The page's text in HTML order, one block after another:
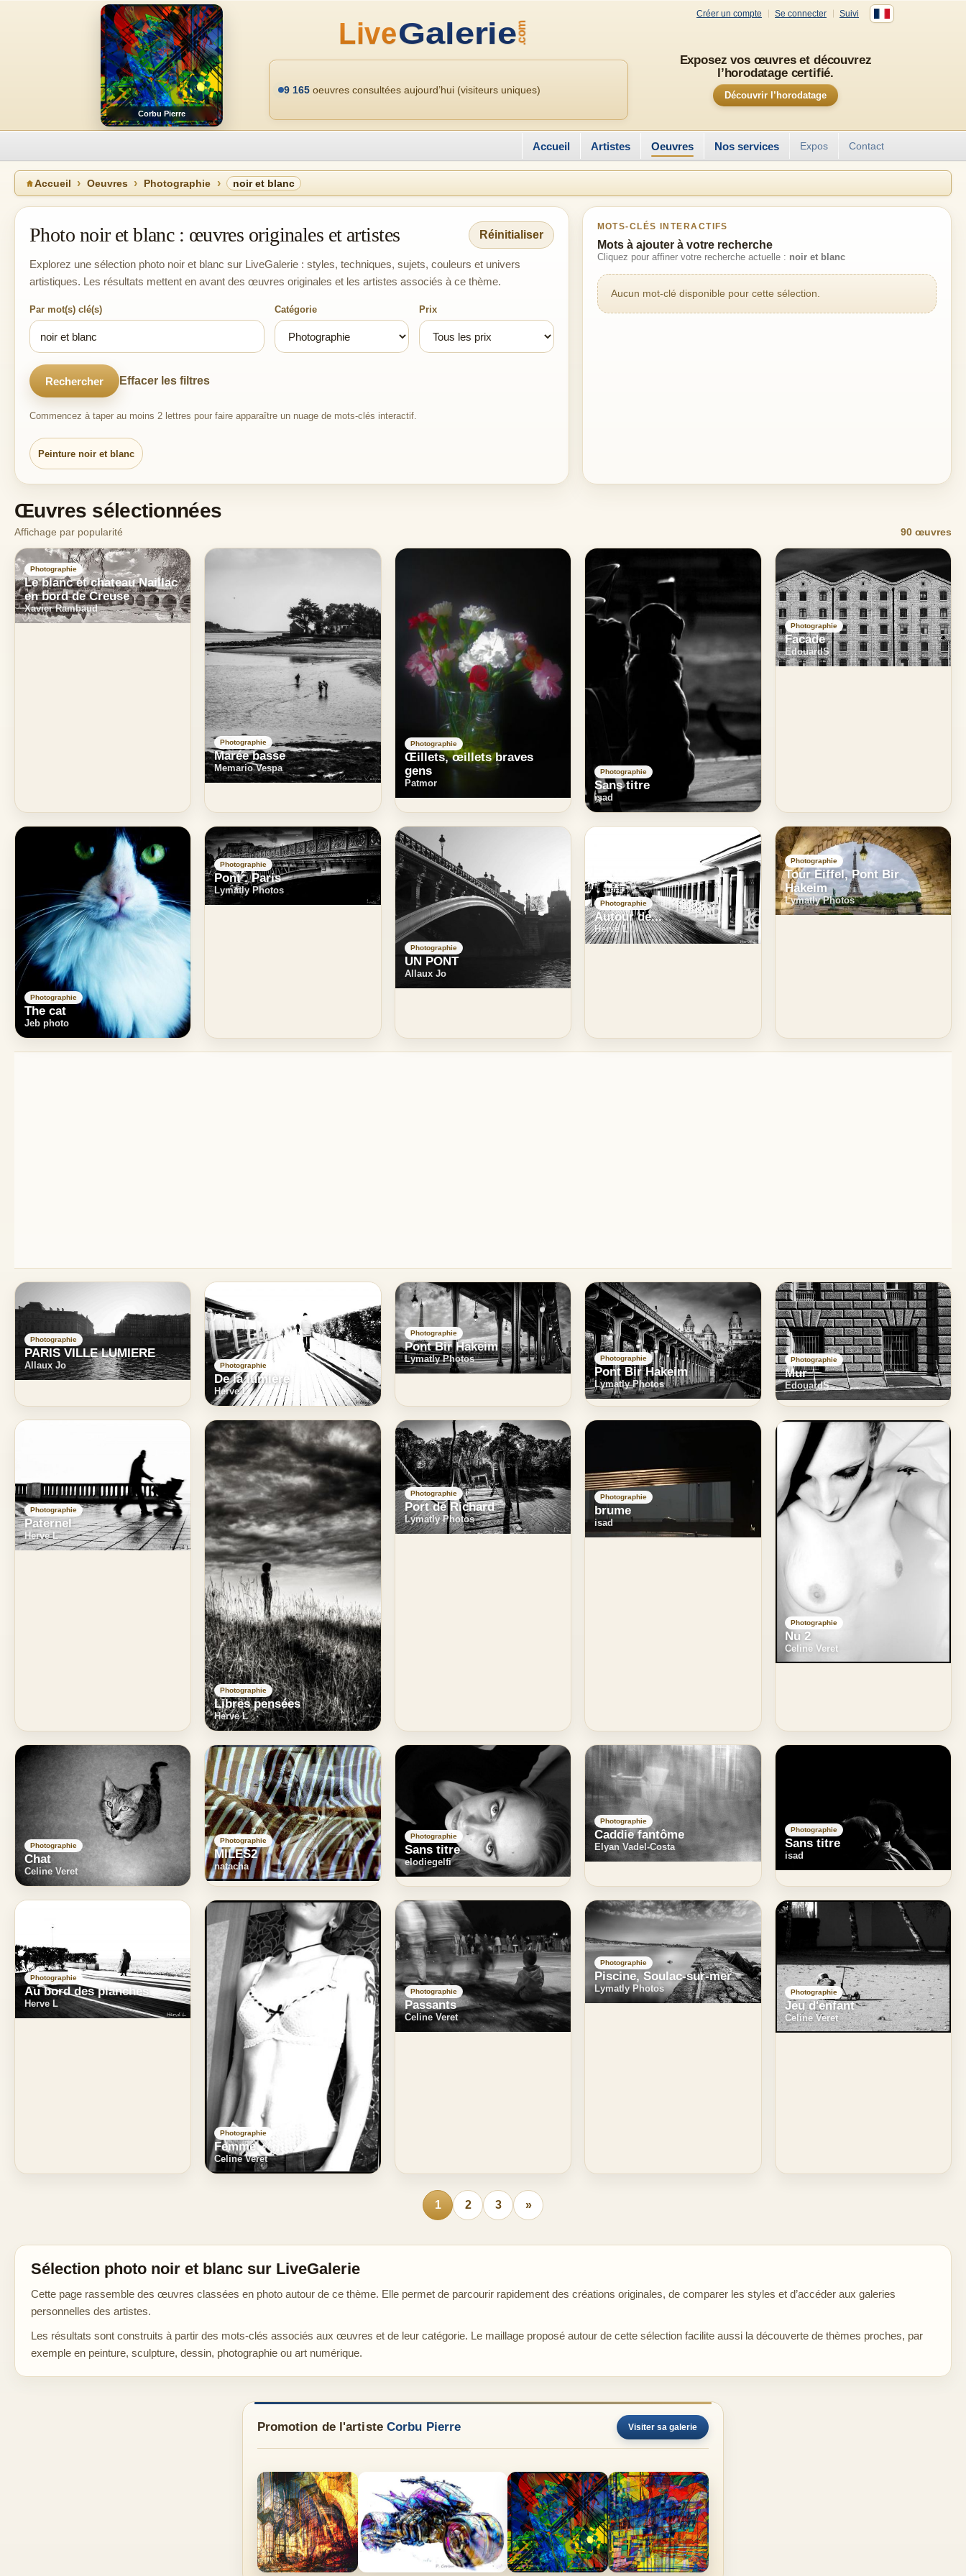
Corbu Pierre
Créer un compte Se connecter Suivi
Exposez vos œuvres et découvrez
l’horodatage certifié.
Découvrir l’horodatage
9 165 oeuvres consultées aujourd’hui (visiteurs uniques)
Accueil Artistes Oeuvres Nos services Expos Contact
Accueil Oeuvres Photographie noir et blanc
Photo noir et blanc : œuvres originales et artistes Réinitialiser
Explorez une sélection photo noir et blanc sur LiveGalerie : styles, techniques, sujets, couleurs et univers
artistiques. Les résultats mettent en avant des œuvres originales et les artistes associés à ce thème.
Par mot(s) clé(s) Catégorie Prix
Rechercher Effacer les filtres
Commencez à taper au moins 2 lettres pour faire apparaître un nuage de mots-clés interactif.
Peinture noir et blanc
MOTS-CLÉS INTERACTIFS
Mots à ajouter à votre recherche
Cliquez pour affiner votre recherche actuelle : noir et blanc
Aucun mot-clé disponible pour cette sélection.
Œuvres sélectionnées
Affichage par popularité 90 œuvres
Photographie
Le blanc et chateau Naillac
en bord de Creuse
Xavier Rambaud
Photographie
Marée basse
Memario Vespa
Photographie
Œillets, œillets braves
gens
Patmor
Photographie
Sans titre
isad
Photographie
Facade
EdouardS
Photographie
The cat
Jeb photo
Photographie
Pont . Paris
Lymatly Photos
Photographie
UN PONT
Allaux Jo
Photographie
Autour de...
Herve L
Photographie
Tour Eiffel, Pont Bir
Hakeim
Lymatly Photos
Photographie
PARIS VILLE LUMIERE
Allaux Jo Photographie
De la lumière
Herve L
Photographie
Pont Bir Hakeim
Lymatly Photos Photographie
Pont Bir Hakeim
Lymatly Photos
Photographie
Mur
EdouardS
Photographie
Paternel
Herve L
Photographie
Libres pensées
Herve L
Photographie
Port de Richard
Lymatly Photos
Photographie
brume
isad
Photographie
Nu 2
Celine Veret
Photographie
Chat
Celine Veret
Photographie
MILES2
natacha
Photographie
Sans titre
elodiegelfi
Photographie
Caddie fantôme
Elyan Vadel-Costa
Photographie
Sans titre
isad
Photographie
Au bord des planches
Herve L
Photographie
Femme
Celine Veret
Photographie
Passants
Celine Veret
Photographie
Piscine, Soulac-sur-mer
Lymatly Photos Photographie
Jeu d'enfant
Celine Veret
1 2 3 »
Sélection photo noir et blanc sur LiveGalerie
Cette page rassemble des œuvres classées en photo autour de ce thème. Elle permet de parcourir rapidement des créations originales, de comparer les styles et d’accéder aux galeries
personnelles des artistes.
Les résultats sont construits à partir des mots-clés associés aux œuvres et de leur catégorie. Le maillage proposé autour de cette sélection facilite aussi la découverte de thèmes proches, par
exemple en peinture, sculpture, dessin, photographie ou art numérique.
Promotion de l'artiste Corbu Pierre Visiter sa galerie